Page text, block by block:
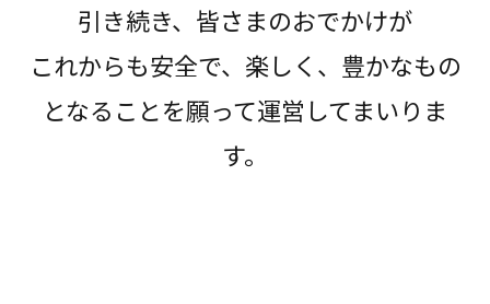
引き続き、皆さまのおでかけが
これからも安全で、楽しく、豊かなもの
となることを願って運営してまいりま
す。